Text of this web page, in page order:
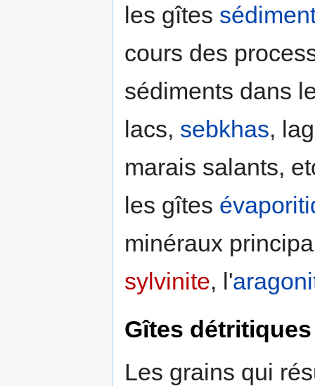
les gîtes
cours des
sédiments dans
lacs, sebkhas,
marais salants,
les gîtes
minéraux
sylvinite, l'
Gîtes détritiques
Les grains qui